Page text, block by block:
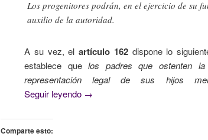
Los progenitores podrán, en el ejercicio de su
auxilio de la autoridad.
A su vez, el artículo 162dispone lo
establece quelos padres que ostenten
representación legal de sus hijos
Seguir leyendo Privación de la patria potestad:
→
Comparte esto: